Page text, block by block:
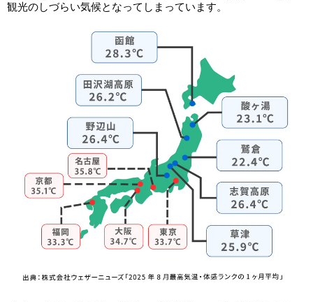
観光のしづらい気候となってしまっています。